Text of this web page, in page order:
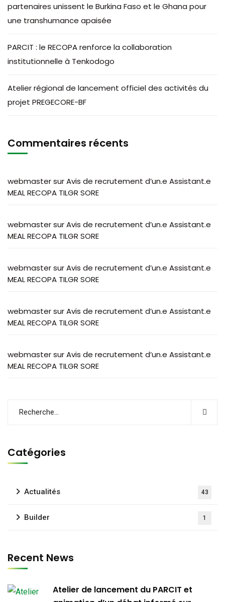
partenaires unissent le Burkina Faso et le Ghana pour
une transhumance apaisée
PARCIT : le RECOPA renforce la collaboration
institutionnelle à Tenkodogo
Atelier régional de lancement officiel des activités du
projet PREGECORE-BF
Commentaires récents
webmastersurAvis de recrutement d’un.e Assistant.e
MEAL RECOPA TILGR SORE
webmastersurAvis de recrutement d’un.e Assistant.e
MEAL RECOPA TILGR SORE
webmastersurAvis de recrutement d’un.e Assistant.e
MEAL RECOPA TILGR SORE
webmastersurAvis de recrutement d’un.e Assistant.e
MEAL RECOPA TILGR SORE
webmastersurAvis de recrutement d’un.e Assistant.e
MEAL RECOPA TILGR SORE
Catégories
Actualités 43
Builder 1
Recent News
Atelier de lancement du PARCIT et